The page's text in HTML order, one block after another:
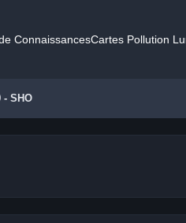
ConnaissancesCartes Pollution
- SHO